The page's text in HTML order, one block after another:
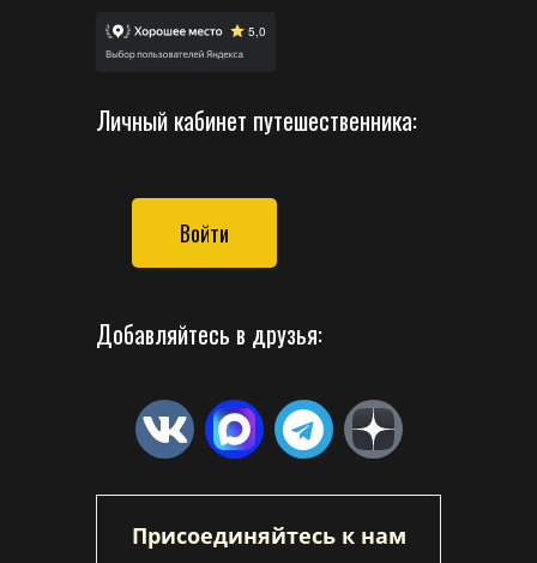
Личный кабинет путешественника:
Войти
Добавляйтесь в друзья:
Присоединяйтесь к нам